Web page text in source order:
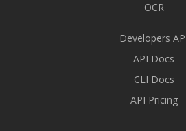
OCR
Developers
API Docs
CLI Docs
API Pricing